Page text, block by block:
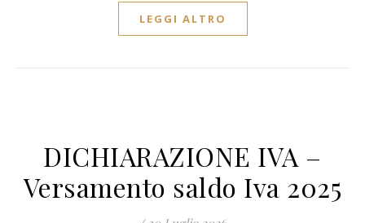
LEGGI ALTRO
DICHIARAZIONE IVA –
Versamento saldo Iva 2025